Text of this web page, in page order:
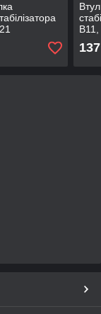
137